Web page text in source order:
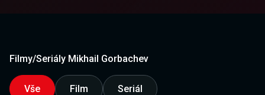
Filmy/Seriály Mikhail Gorbachev
Vše Film Seriál